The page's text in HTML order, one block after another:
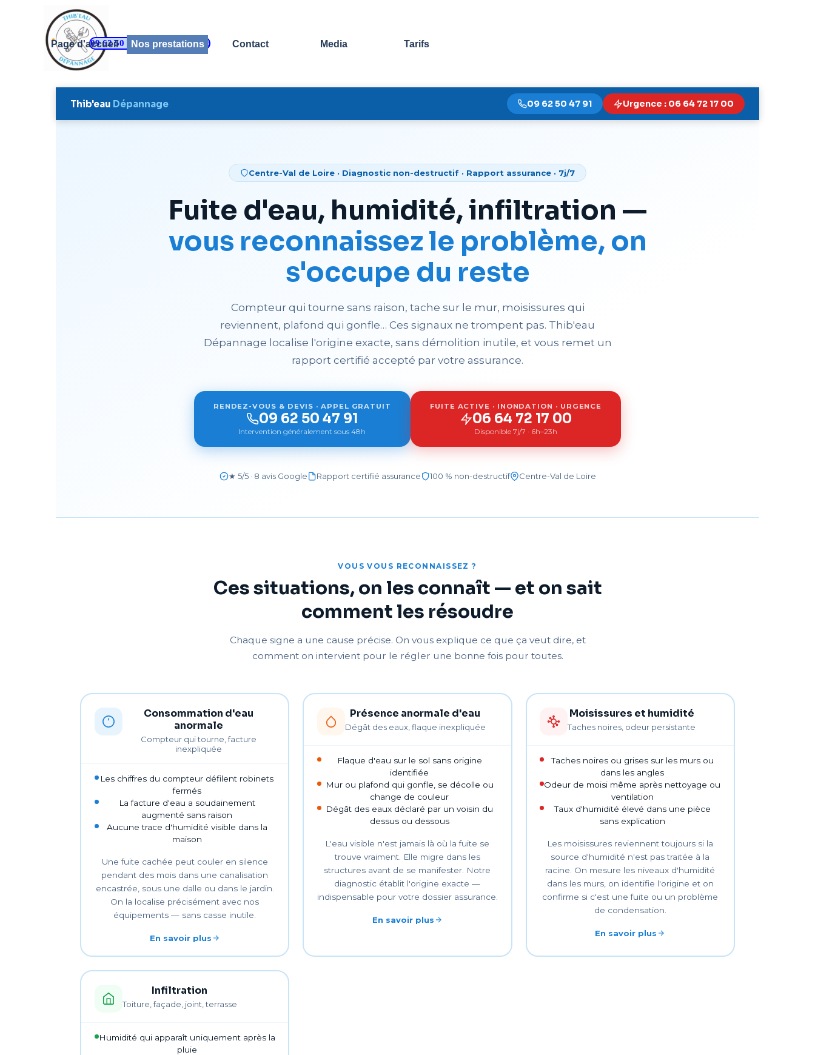
Aller au contenu
09 62 50 47 91 - Appel gratuit Sauter le menu
Page d'accueil Nos prestations ▼
Contact Media Tarifs
Thib'eau Dépannage 09 62 50 47 91 Urgence : 06 64 72 17 00
Centre-Val de Loire · Diagnostic non-destructif · Rapport assurance · 7j/7
Fuite d'eau, humidité, infiltration —
vous reconnaissez le problème, on
s'occupe du reste
Compteur qui tourne sans raison, tache sur le mur, moisissures qui
reviennent, plafond qui gonfle… Ces signaux ne trompent pas. Thib'eau
Dépannage localise l'origine exacte, sans démolition inutile, et vous remet un
rapport certifié accepté par votre assurance.
RENDEZ-VOUS & DEVIS · APPEL GRATUIT
09 62 50 47 91
Intervention généralement sous 48h
FUITE ACTIVE · INONDATION · URGENCE
06 64 72 17 00
Disponible 7j/7 · 6h–23h
★ 5/5 · 8 avis Google Rapport certifié assurance 100 % non-destructif Centre-Val de Loire
VOUS VOUS RECONNAISSEZ ?
Ces situations, on les connaît — et on sait
comment les résoudre
Chaque signe a une cause précise. On vous explique ce que ça veut dire, et
comment on intervient pour le régler une bonne fois pour toutes.
Consommation d'eau
anormale
Compteur qui tourne, facture
inexpliquée
Les chiffres du compteur défilent robinets
fermés
La facture d'eau a soudainement
augmenté sans raison
Aucune trace d'humidité visible dans la
maison
Une fuite cachée peut couler en silence
pendant des mois dans une canalisation
encastrée, sous une dalle ou dans le jardin.
On la localise précisément avec nos
équipements — sans casse inutile.
En savoir plus
Présence anormale d'eau
Dégât des eaux, flaque inexpliquée
Flaque d'eau sur le sol sans origine
identifiée
Mur ou plafond qui gonfle, se décolle ou
change de couleur
Dégât des eaux déclaré par un voisin du
dessus ou dessous
L'eau visible n'est jamais là où la fuite se
trouve vraiment. Elle migre dans les
structures avant de se manifester. Notre
diagnostic établit l'origine exacte —
indispensable pour votre dossier assurance.
En savoir plus
Moisissures et humidité
Taches noires, odeur persistante
Taches noires ou grises sur les murs ou
dans les angles
Odeur de moisi même après nettoyage ou
ventilation
Taux d'humidité élevé dans une pièce
sans explication
Les moisissures reviennent toujours si la
source d'humidité n'est pas traitée à la
racine. On mesure les niveaux d'humidité
dans les murs, on identifie l'origine et on
confirme si c'est une fuite ou un problème
de condensation.
En savoir plus
Infiltration
Toiture, façade, joint, terrasse
Humidité qui apparaît uniquement après la
pluie